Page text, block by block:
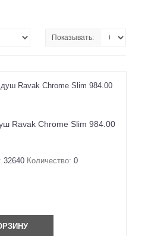
Показывать:
Ravak Chrome Slim 984.00
32640 Количество: 0